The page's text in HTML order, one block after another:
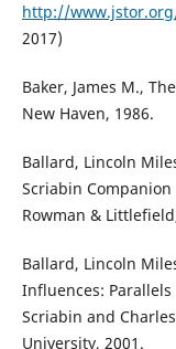
http://
2017)
Baker, James M.,
New Haven, 1986.
Ballard, Lincoln
Scriabin
Rowman &
Ballard, Lincoln
Influences:
Scriabin and
University, 2001.